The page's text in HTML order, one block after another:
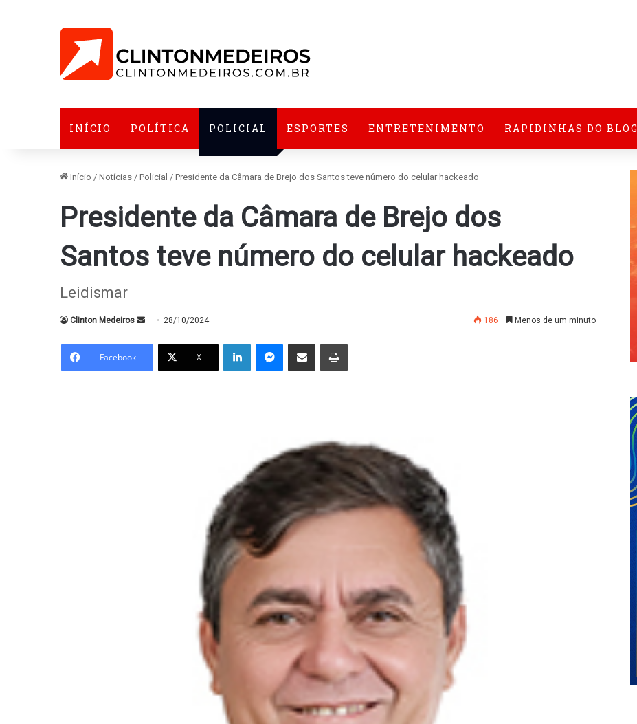
INÍCIO POLÍTICA POLICIAL ESPORTES ENTRETENIMENTO RAPIDINHAS DO BLOG
Início / Notícias / Policial / Presidente da Câmara de Brejo dos Santos teve número do celular hackeado
Presidente da Câmara de Brejo dos
Santos teve número do celular hackeado
Leidismar
Clinton Medeiros
Mande
mail
28/10/2024 186 Menos de um minuto
Facebook X
LinkedinMessenger
Compartilhar via e-mail Imprimir